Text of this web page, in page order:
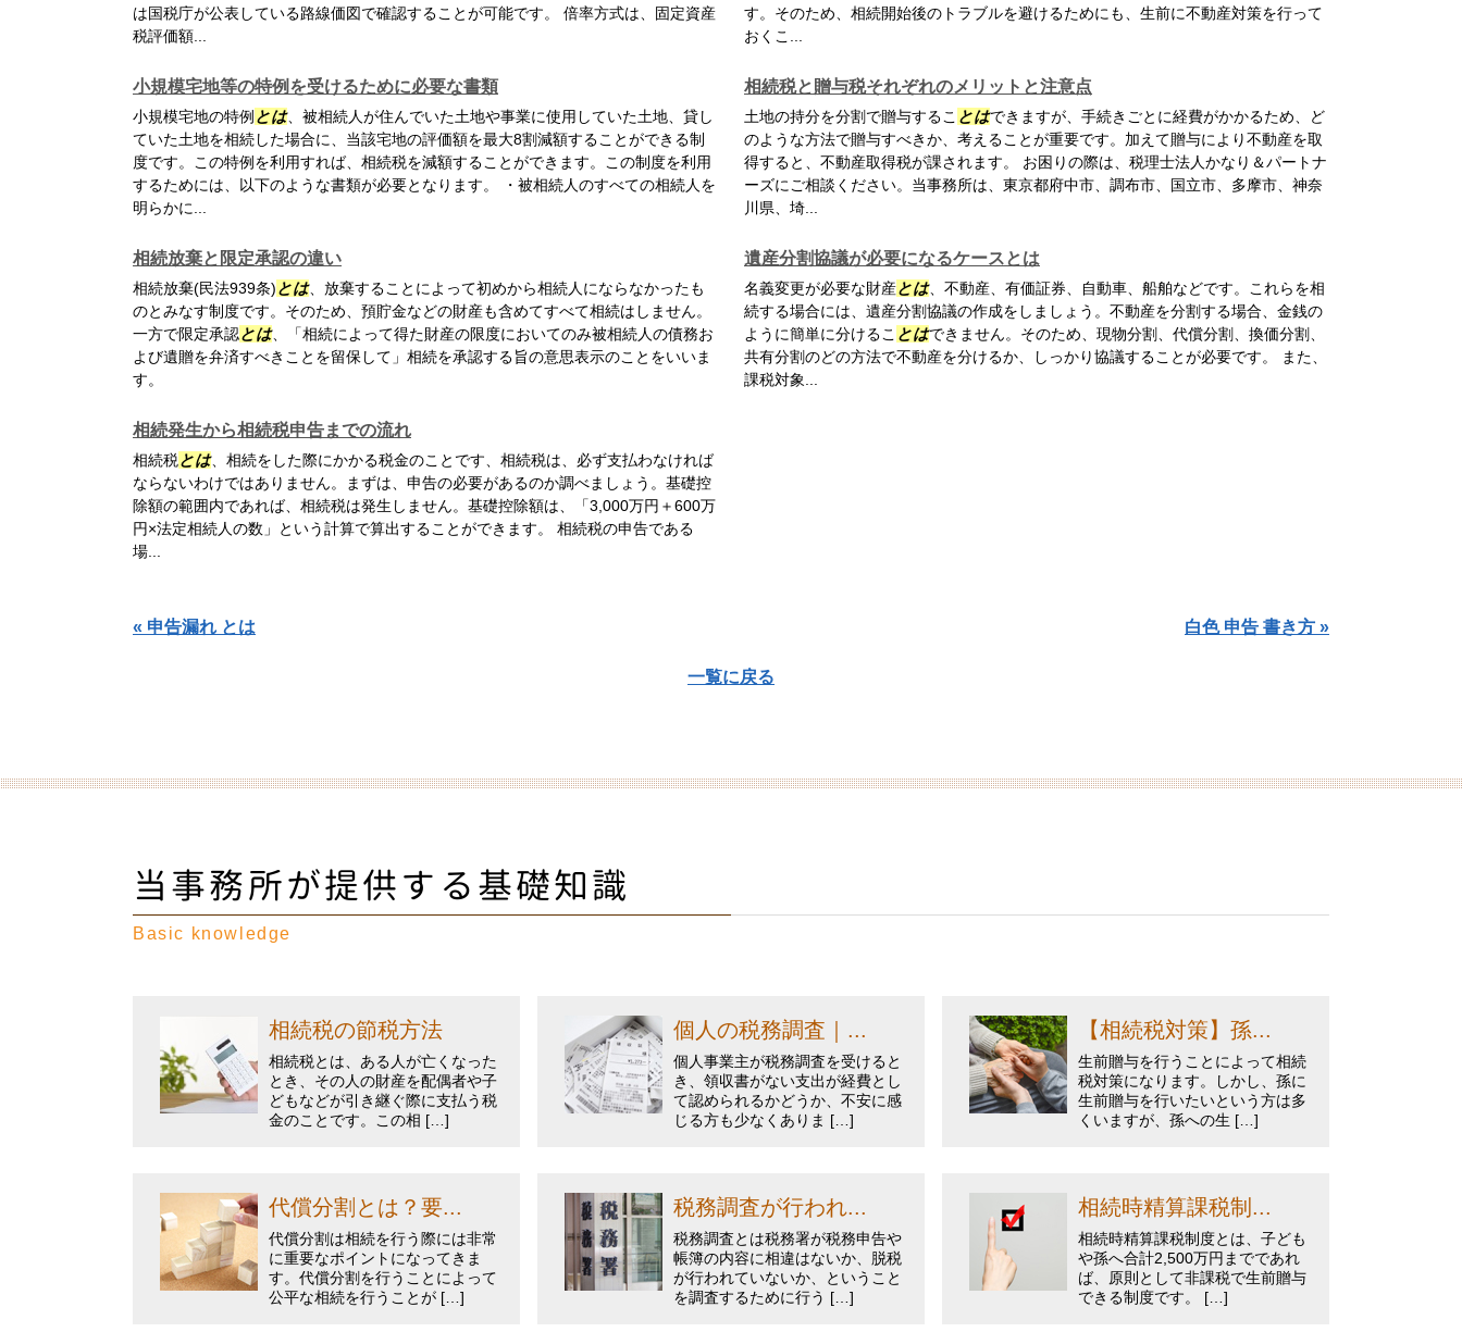
は国税庁が公表している路線価図で確認することが可能です。 倍率方式は、固定資産
税評価額...
す。そのため、相続開始後のトラブルを避けるためにも、生前に不動産対策を行って
おくこ...
小規模宅地等の特例を受けるために必要な書類
小規模宅地の特例 とは、被相続人が住んでいた土地や事業に使用していた土地、貸し
ていた土地を相続した場合に、当該宅地の評価額を最大8割減額することができる制
度です。この特例を利用すれば、相続税を減額することができます。この制度を利用
するためには、以下のような書類が必要となります。 ・被相続人のすべての相続人を
明らかに...
相続税と贈与税それぞれのメリットと注意点
土地の持分を分割で贈与するこ とはできますが、手続きごとに経費がかかるため、ど
のような方法で贈与すべきか、考えることが重要です。加えて贈与により不動産を取
得すると、不動産取得税が課されます。 お困りの際は、税理士法人かなり＆パートナ
ーズにご相談ください。当事務所は、東京都府中市、調布市、国立市、多摩市、神奈
川県、埼...
相続放棄と限定承認の違い
相続放棄(民法939条)とは、放棄することによって初めから相続人にならなかったも
のとみなす制度です。そのため、預貯金などの財産も含めてすべて相続はしません。
一方で限定承認とは、「相続によって得た財産の限度においてのみ被相続人の債務お
よび遺贈を弁済すべきことを留保して」相続を承認する旨の意思表示のことをいいま
す。
遺産分割協議が必要になるケースとは
名義変更が必要な財産とは、不動産、有価証券、自動車、船舶などです。これらを相
続する場合には、遺産分割協議の作成をしましょう。不動産を分割する場合、金銭の
ように簡単に分けるこ とはできません。そのため、現物分割、代償分割、換価分割、
共有分割のどの方法で不動産を分けるか、しっかり協議することが必要です。 また、
課税対象...
相続発生から相続税申告までの流れ
相続税とは、相続をした際にかかる税金のことです、相続税は、必ず支払わなければ
ならないわけではありません。まずは、申告の必要があるのか調べましょう。基礎控
除額の範囲内であれば、相続税は発生しません。基礎控除額は、「3,000万円＋600万
円×法定相続人の数」という計算で算出することができます。 相続税の申告である
場...
« 申告漏れ とは 白色 申告 書き方 »
一覧に戻る
当事務所が提供する基礎知識
Basic knowledge
相続税の節税方法
相続税とは、ある人が亡くなった
とき、その人の財産を配偶者や子
どもなどが引き継ぐ際に支払う税
金のことです。この相 […]
個人の税務調査｜...
個人事業主が税務調査を受けると
き、領収書がない支出が経費とし
て認められるかどうか、不安に感
じる方も少なくありま […]
【相続税対策】孫...
生前贈与を行うことによって相続
税対策になります。しかし、孫に
生前贈与を行いたいという方は多
くいますが、孫への生 […]
代償分割とは？要...
代償分割は相続を行う際には非常
に重要なポイントになってきま
す。代償分割を行うことによって
公平な相続を行うことが […]
税務調査が行われ...
税務調査とは税務署が税務申告や
帳簿の内容に相違はないか、脱税
が行われていないか、ということ
を調査するために行う […]
相続時精算課税制...
相続時精算課税制度とは、子ども
や孫へ合計2,500万円までであれ
ば、原則として非課税で生前贈与
できる制度です。 […]